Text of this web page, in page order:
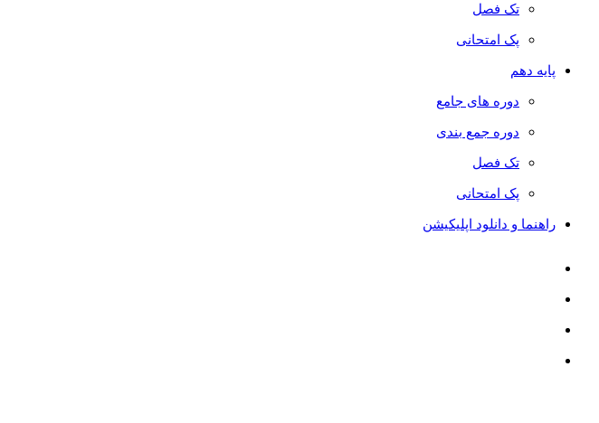
تک فصل
پک امتحانی
پایه دهم
دوره های جامع
دوره جمع بندی
تک فصل
پک امتحانی
راهنما و دانلود اپلیکیشن